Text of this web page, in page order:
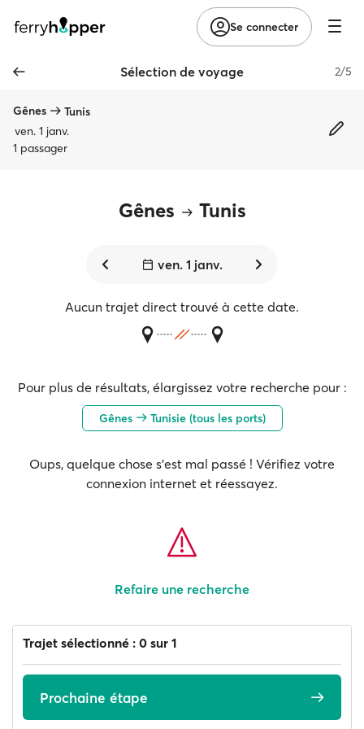
Se connecter
Sélection de voyage 2/5
Gênes
Tunis
ven. 1 janv.
1 passager
Gênes Tunis
ven. 1 janv.
Aucun trajet direct trouvé à cette date.
Pour plus de résultats, élargissez votre recherche pour :
Gênes Tunisie (tous les ports)
Oups, quelque chose s'est mal passé ! Vérifiez votre
connexion internet et réessayez.
Refaire une recherche
Trajet sélectionné : 0 sur 1
Prochaine étape